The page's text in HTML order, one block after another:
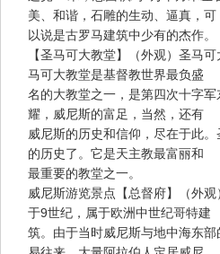
美、和谐，石雕的生动、逼真，可
以说是古罗马建筑中少有的杰作。
【圣马可大教堂】（外观）圣马
马可大教堂是基督教世界最负盛
名的大教堂之一，是第四次十字
耀，威尼斯的富足，当然，还有
威尼斯的历史和信仰，尽在于此
的历史了。它是天主教最富丽和
最重要的教堂之一。
威尼斯游览景点【总督府】（外
于9世纪，属于欧洲中世纪哥特建
筑。由于当时威尼斯与地中海东